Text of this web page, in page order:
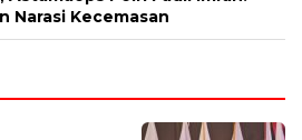
Narasi Kecemasan